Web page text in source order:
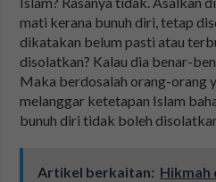
mati kerana bunuh diri, tetap
dikatakan belum pasti atau
disolatkan? Kalau dia benar-
Maka berdosalah orang-orang
melanggar ketetapan Islam
bunuh diri tidak boleh
Artikel berkaitan: Hikmah